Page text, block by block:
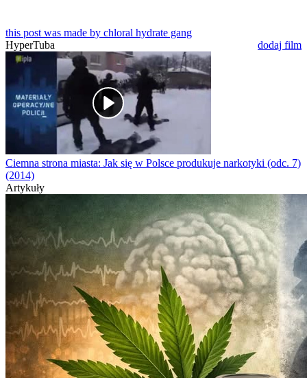
this post was made by chloral hydrate gang
HyperTuba
dodaj film
Ciemna strona miasta: Jak się w Polsce produkuje narkotyki (odc. 7)
(2014)
Artykuły